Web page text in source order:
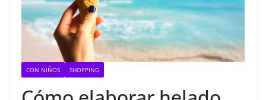
CON NIÑOS SHOPPING